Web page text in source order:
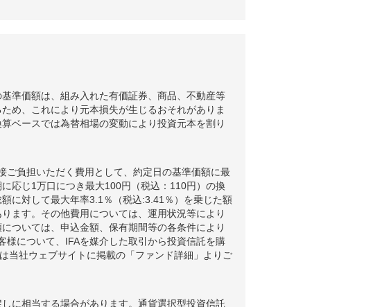
準価額は、組み入れた有価証券、商品、不動産等
め、これにより元本損失が生じるおそれがありま
ベースでは為替相場の変動により投資元本を割り
ご負担いただく費用として、約定日の基準価額に最
応じ1万口につき最大100円（税込：110円）の換
に対して最大年率3.1％（税込:3.41％）を乗じた額
ます。その他費用については、運用状況等により
ついては、申込金額、保有期間等の各条件により
について、IFAを媒介した取引から投資信託を購
当社ウェブサイトに掲載の「ファンド詳細」よりご
に相当する場合があります。通貨選択型投資信託